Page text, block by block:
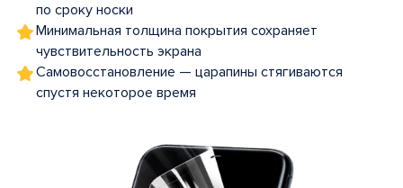
по сроку носки
Минимальная толщина покрытия сохраняет
чувствительность экрана
Самовосстановление — царапины стягиваются
спустя некоторое время